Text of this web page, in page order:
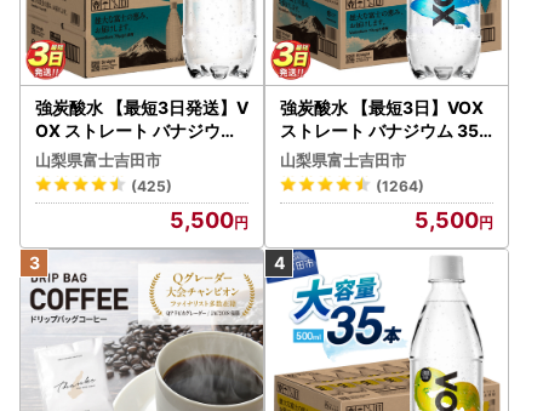
強炭酸水 【最短3日発送】V
OX ストレート バナジウム
強炭酸水 35本 500ml ラベ
ルレス【富士吉田市限定カ
ートン】 炭酸
山梨県富士吉田市
(425)
5,500
強炭酸水 【最短3日】VOX
ストレート バナジウム 35
本 500ml 【富士吉田市限
定カートン】炭酸
山梨県富士吉田市
(1264)
5,500